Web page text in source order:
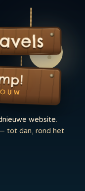
website.
tot dan, rond het